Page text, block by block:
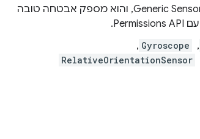
הם בראש סדר העדיפויות של Generic Sensor API, והוא מספק אבטחה טובה
, ‏
Gyroscope
, ‏
RelativeOrientationSensor